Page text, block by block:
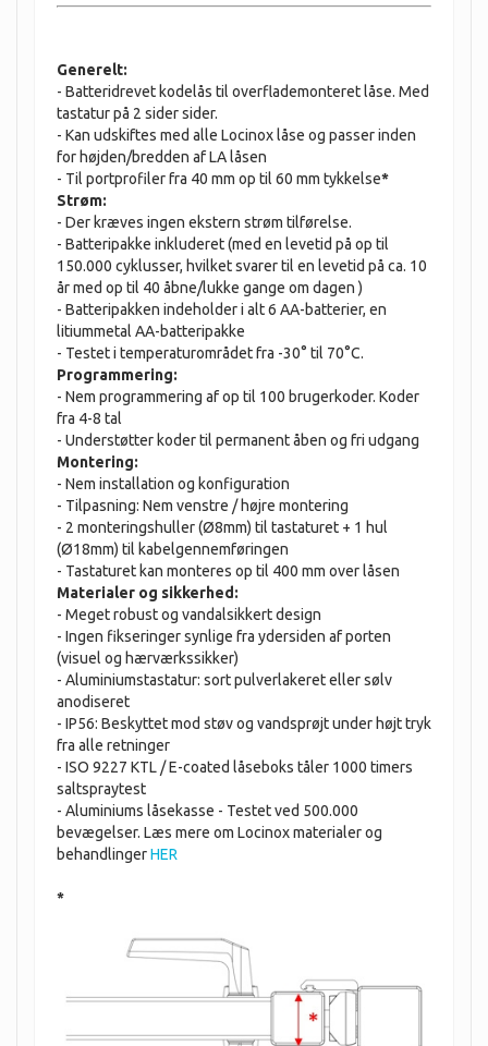
Generelt:
- Batteridrevet kodelås til overflademonteret låse. Med
tastatur på 2 sider sider.
- Kan udskiftes med alle Locinox låse og passer inden
for højden/bredden af ​​LA låsen
- Til portprofiler fra 40 mm op til 60 mm tykkelse*
Strøm:
- Der kræves ingen ekstern strøm tilførelse.
- Batteripakke inkluderet (med en levetid på op til
150.000 cyklusser, hvilket svarer til en levetid på ca. 10
år med op til 40 åbne/lukke gange om dagen )
- Batteripakken indeholder i alt 6 AA-batterier, en
litiummetal AA-batteripakke
- Testet i temperaturområdet fra -30° til 70°C.
Programmering:
- Nem programmering af op til 100 brugerkoder. Koder
fra 4-8 tal
- Understøtter koder til permanent åben og fri udgang
Montering:
- Nem installation og konfiguration
- Tilpasning: Nem venstre / højre montering
- 2 monteringshuller (Ø8mm) til tastaturet + 1 hul
(Ø18mm) til kabelgennemføringen
- Tastaturet kan monteres op til 400 mm over låsen
Materialer og sikkerhed:
- Meget robust og vandalsikkert design
- Ingen fikseringer synlige fra ydersiden af ​​porten
(visuel og hærværkssikker)
- Aluminiumstastatur: sort pulverlakeret eller sølv
anodiseret
- IP56: Beskyttet mod støv og vandsprøjt under højt tryk
fra alle retninger
- ISO 9227 KTL / E-coated låseboks tåler 1000 timers
saltspraytest
- Aluminiums låsekasse - Testet ved 500.000
bevægelser. Læs mere om Locinox materialer og
behandlingerHER
*